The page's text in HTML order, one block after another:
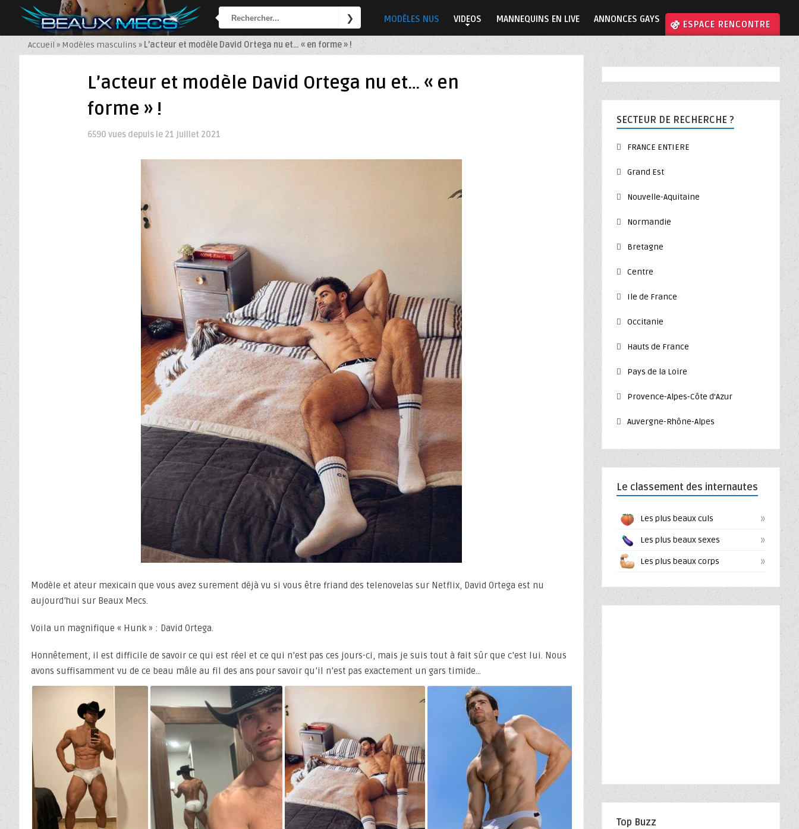
MODÈLES NUS VIDEOS MANNEQUINS EN LIVE ANNONCES GAYS ⚣ ESPACE RENCONTRE
Accueil » Modèles masculins » L’acteur et modèle David Ortega nu et… « en forme » !
L’acteur et modèle David Ortega nu et… « en
forme » !
6590 vues depuis le 21 juillet 2021
Modèle et ateur mexicain que vous avez surement déjà vu si vous être friand des telenovelas sur Netflix, David Ortega est nu
aujourd’hui sur Beaux Mecs.
Voila un magnifique « Hunk » : David Ortega.
Honnêtement, il est difficile de savoir ce qui est réel et ce qui n’est pas ces jours-ci, mais je suis tout à fait sûr que c’est lui. Nous
avons suffisamment vu de ce beau mâle au fil des ans pour savoir qu’il n’est pas exactement un gars timide…
SECTEUR DE RECHERCHE ?
FRANCE ENTIERE
Grand Est
Nouvelle-Aquitaine
Normandie
Bretagne
Centre
Ile de France
Occitanie
Hauts de France
Pays de la Loire
Provence-Alpes-Côte d’Azur
Auvergne-Rhône-Alpes
Le classement des internautes
Les plus beaux culs »
Les plus beaux sexes »
Les plus beaux corps »
Top Buzz